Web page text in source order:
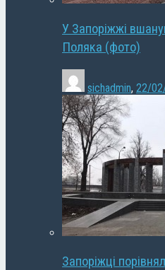
У Запоріжжі
Поляка (фото)
sichadmin, 22/
Запоріжці